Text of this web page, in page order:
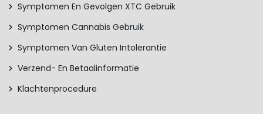
Symptomen En Gevolgen XTC Gebruik
Symptomen Cannabis Gebruik
Symptomen Van Gluten Intolerantie
Verzend- En Betaalinformatie
Klachtenprocedure